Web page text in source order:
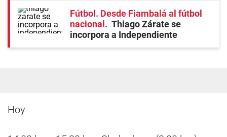
Fútbol. Desde Fiambalá al fútbol
nacional
Thiago Zárate se
incorpora a Independiente
Hoy